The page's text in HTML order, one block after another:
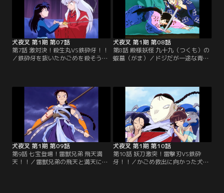
た。※第1話-第34話のオープニング
映像・音楽は、都合により放送当時
のものとは異なります。【提供：バ
ンダイチャンネル】
る妖刀「鉄砕牙」があった。※第1
話-第34話のオープニング映像・音
楽は、都合により放送当時のものと
は異なります。【提供：バンダイチ
ャンネル】
犬夜叉 第1期 第07話
第7話 激対決！殺生丸VS鉄砕牙！！
／鉄砕牙を抜いたかごめを殺そうと
変化させる。そして、妖犬の本性を
現した殺生丸は、犬夜叉に腕を斬ら
れて撤退して…。※第1話-第34話の
オープニング映像・音楽は、都合に
より放送当時のものとは異なりま
す。【提供：バンダイチャンネル】
犬夜叉 第1期 第08話
第8話 殿様妖怪 九十九（つくも）の
蝦蟇（がま）／ドジだが一途な青年
を聞きつけ、姫を連れ戻しにきた。
※第1話-第34話のオープニング映
像・音楽は、都合により放送当時の
ものとは異なります。【提供：バン
ダイチャンネル】
犬夜叉 第1期 第09話
第9話 七宝登場！雷獣兄弟 飛天満
天！！／雷獣兄弟の飛天と満天に父
犬夜叉 第1期 第10話
第10話 妖刀激突！雷撃刃VS鉄砕
牙！！／かごめ救出に向かった犬夜